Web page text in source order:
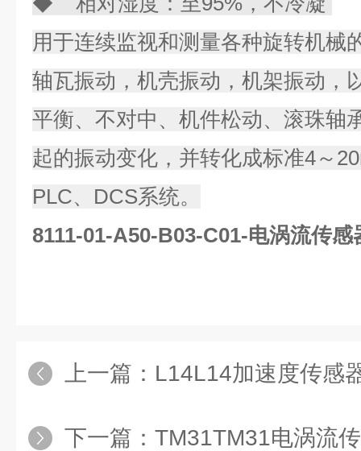
用于连续监视和测量各种旋转机械
轴瓦振动，机壳振动，机架振动，
平衡、不对中、机件松动、滚珠轴
起的振动变化，并转化成标准4～
PLC、DCS系统。
8111-01-A50-B03-C01-电涡流传感
上一篇： L14L14加速度传感
下一篇： TM31TM31电涡流